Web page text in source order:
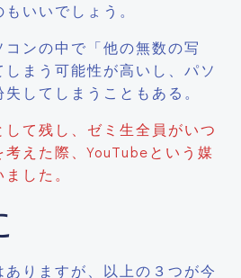
いいでしょう。
ンの中で「他の無数の写
まう可能性が高いし、パソ
してしまうこともある。
て残し、ゼミ生全員がいつ
えた際、YouTubeという媒
した。
りますが、以上の３つが今